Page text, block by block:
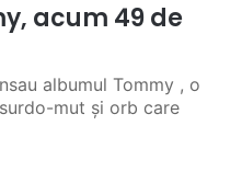
acum 49 de
albumul Tommy , o
mut și orb care